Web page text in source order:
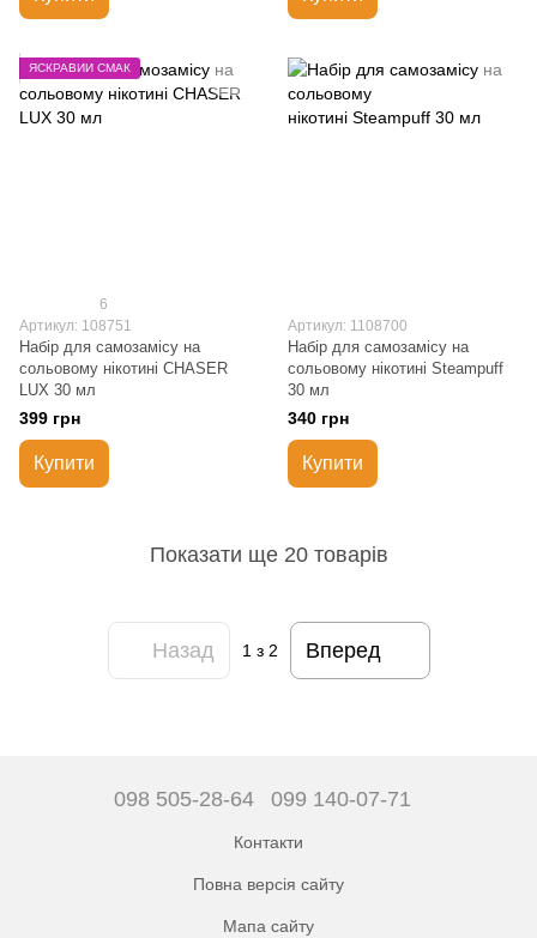
ЯСКРАВИЙ СМАК
6
Артикул: 108751
Набір для самозамісу на
сольовому нікотині CHASER
LUX 30 мл
399 грн
Купити
Артикул: 1108700
Набір для самозамісу на
сольовому нікотині Steampuff
30 мл
340 грн
Купити
Показати ще 20 товарів
Назад 1 з 2 Вперед
098 505-28-64 099 140-07-71
Контакти
Повна версія сайту
Мапа сайту